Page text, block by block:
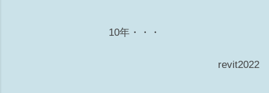
10年・・・
revit2022